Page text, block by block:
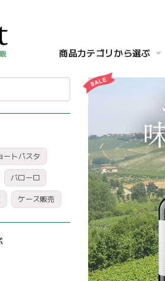
商品カテゴリから選ぶ
ートパスタ
バローロ
ケース販売